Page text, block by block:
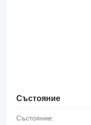
Състояние
Състояние: